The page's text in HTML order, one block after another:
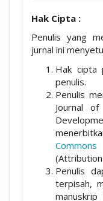
Hak Cipta :
Penulis yang
jurnal ini
Hak cipta
penulis.
Penulis
Journal of
(Attribution
Penulis
terpisah,